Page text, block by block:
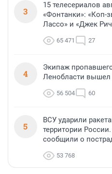
3
15 телесериалов
«Фонтанки»: «Коп-
Лассо» и «Джек
65 471 27
4
Экипаж
Ленобласти вышел
56 504 60
5
ВСУ ударили
территории
сообщили о
53 768